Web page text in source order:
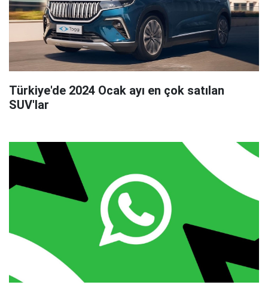
Türkiye'de 2024 Ocak ayı en çok satılan
SUV'lar